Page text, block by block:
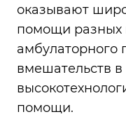
оказывают
помощи разных
амбулаторного
вмешательств
помощи.